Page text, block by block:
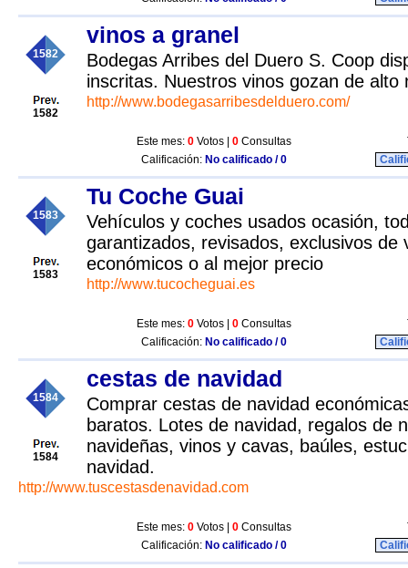
1582
1582
vinos a granel
Bodegas Arribes del Duero S. Coop
inscritas. Nuestros vinos gozan de alto
http://www.bodegasarribesdelduero.com/
Este mes: 0 Votos | 0 Consultas
Calificación: No calificado / 0
1583
1583
Tu Coche Guai
Vehículos y coches usados ocasión,
garantizados, revisados, exclusivos de
económicos o al mejor precio
http://www.tucocheguai.es
Este mes: 0 Votos | 0 Consultas
Calificación: No calificado / 0
1584
1584
cestas de navidad
Comprar cestas de navidad
baratos. Lotes de navidad, regalos de
navideñas, vinos y cavas, baúles,
navidad.
http://www.tuscestasdenavidad.com
Este mes: 0 Votos | 0 Consultas
Calificación: No calificado / 0